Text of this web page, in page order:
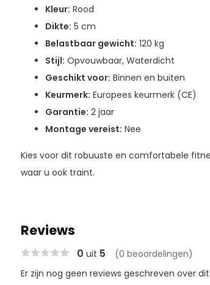
Kleur: Rood
Dikte: 5 cm
Belastbaar gewicht: 120 kg
Stijl: Opvouwbaar, Waterdicht
Geschikt voor: Binnen en buiten
Keurmerk: Europees keurmerk (CE)
Garantie: 2 jaar
Montage vereist: Nee
Kies voor dit robuuste en comfortabele
waar u ook traint.
Reviews
0 uit 5 (0 beoordelingen)
Er zijn nog geen reviews geschreven over